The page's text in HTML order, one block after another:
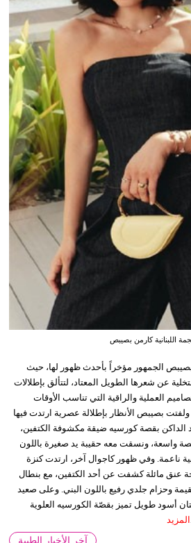
اللبنانية كارمن بصيبص
بصيبص الجمهور مؤخراً بأحدث ظهور لها، حيث
عن شعرها الطويل المعتاد، لتتألق بإطلالات
العملية والراقية التي تناسب الأوقات
ولفتت بصيبص الأنظار بإطلالة عصرية ارتدت فيها
بقصة كورسيه ضيقة مكشوفة الكتفين،
واسعة، ونسقت معه حقيبة يد صغيرة باللون
ناعمة. وفي ظهور كاجوال آخر، ارتدت كنزة
عنق مائلة كشفت عن أحد الكتفين، مع بنطال
وحزام جلدي رفيع باللون البني. وعلى صعيد
أسود طويل تميز بقصّة الكورسيه العلوية
المزيد
آخر الأخبار الطبية